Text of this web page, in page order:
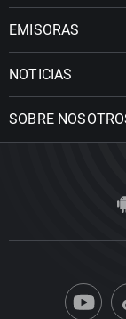
EMISORAS
NOTICIAS
SOBRE